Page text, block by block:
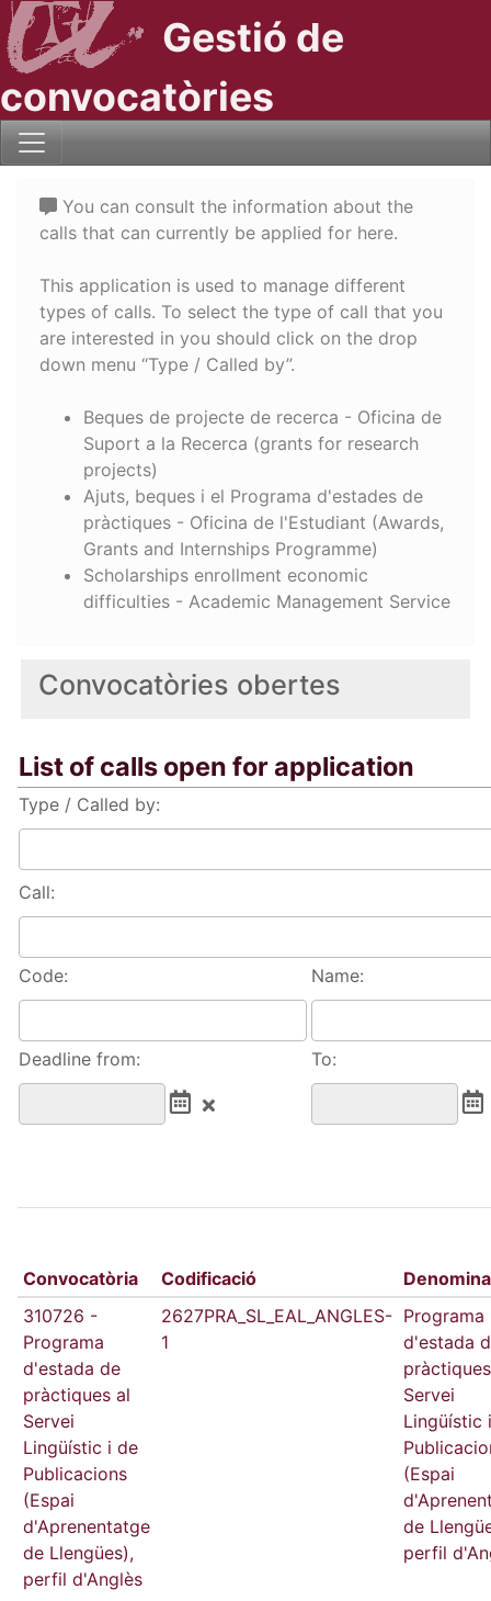
Gestió de
convocatòries
Convocatòries obertes
List of calls open for application
Type / Called by:
Call:
Code: Name:
Deadline from: To:
Convocatòria Codificació
310726 -
Programa
d'estada de
pràctiques al
Servei
Lingüístic i de
Publicacions
(Espai
d'Aprenentatge
de Llengües),
perfil d'Anglès
2627PRA_SL_EAL_ANGLES-
1
Programa
d'estada
Servei
Lingüístic
(Espai
de
perfil
You can consult the information about the
calls that can currently be applied for here.
This application is used to manage different
types of calls. To select the type of call that you
are interested in you should click on the drop
down menu “Type / Called by”.
Beques de projecte de recerca - Oficina de
Suport a la Recerca (grants for research
projects)
Ajuts, beques i el Programa d'estades de
pràctiques - Oficina de l'Estudiant (Awards,
Grants and Internships Programme)
Scholarships enrollment economic
difficulties - Academic Management Service